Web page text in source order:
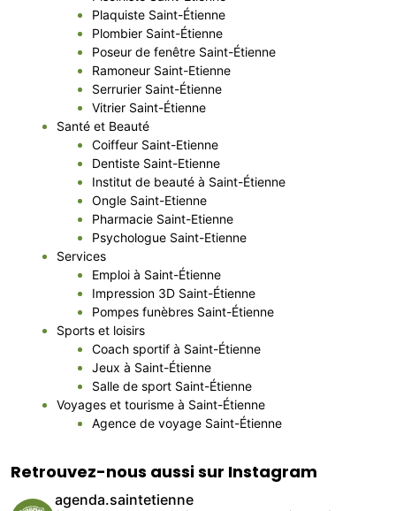
Plaquiste Saint-Étienne
Plombier Saint-Étienne
Poseur de fenêtre Saint-Étienne
Ramoneur Saint-Etienne
Serrurier Saint-Étienne
Vitrier Saint-Étienne
Santé et Beauté
Coiffeur Saint-Etienne
Dentiste Saint-Etienne
Institut de beauté à Saint-Étienne
Ongle Saint-Etienne
Pharmacie Saint-Etienne
Psychologue Saint-Etienne
Services
Emploi à Saint-Étienne
Impression 3D Saint-Étienne
Pompes funèbres Saint-Étienne
Sports et loisirs
Coach sportif à Saint-Étienne
Jeux à Saint-Étienne
Salle de sport Saint-Étienne
Voyages et tourisme à Saint-Étienne
Agence de voyage Saint-Étienne
Retrouvez-nous aussi sur Instagram
agenda.saintetienne